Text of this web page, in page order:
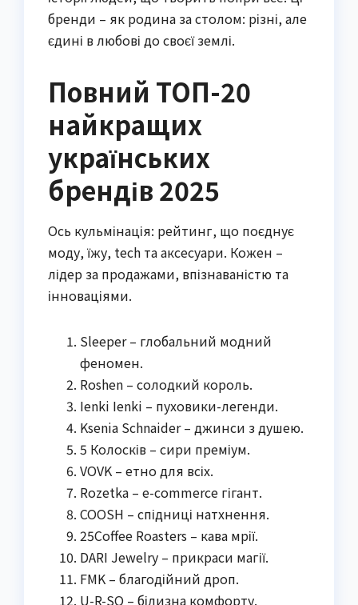
бренди – як родина за столом: різні, але
єдині в любові до своєї землі.
Повний ТОП-20
найкращих
українських
брендів 2025
Ось кульмінація: рейтинг, що поєднує
моду, їжу, tech та аксесуари. Кожен –
лідер за продажами, впізнаваністю та
інноваціями.
Sleeper – глобальний модний
феномен.
Roshen – солодкий король.
Ienki Ienki – пуховики-легенди.
Ksenia Schnaider – джинси з душею.
5 Колосків – сири преміум.
VOVK – етно для всіх.
Rozetka – e-commerce гігант.
COOSH – спідниці натхнення.
25Coffee Roasters – кава мрії.
DARI Jewelry – прикраси магії.
FMK – благодійний дроп.
U-R-SO – білизна комфорту.